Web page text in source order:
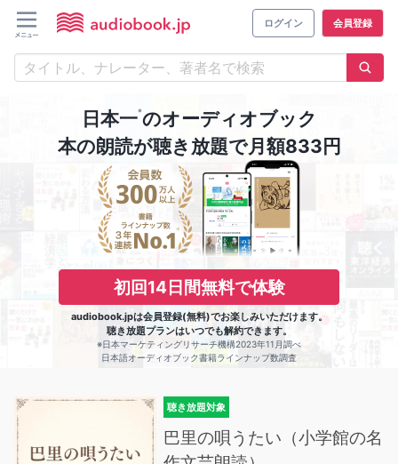
ログイン 会員登録
日本一※のオーディオブック
本の朗読が聴き放題で月額833円
初回14日間無料で体験
audiobook.jpは会員登録(無料)でお楽しみいただけます。
聴き放題プランはいつでも解約できます。
※日本マーケティングリサーチ機構2023年11月調べ
日本語オーディオブック書籍ラインナップ数調査
聴き放題対象
巴里の唄うたい（小学館の名